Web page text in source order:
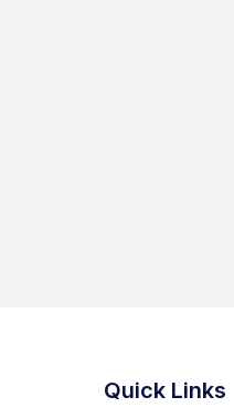
Quick Links